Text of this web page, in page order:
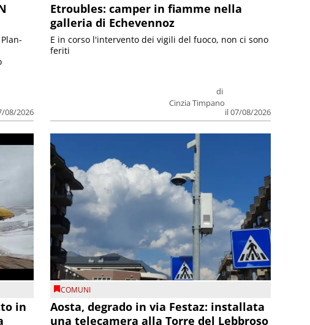
08/2026
Etroubles: camper in fiamme nella
galleria di Echevennoz
di
Cinzia Timpano
il 07/08/2026
E in corso l'intervento dei vigili del fuoco, non ci sono
feriti
in
COMUNI
Aosta, degrado in via Festaz: installata
una telecamera alla Torre del Lebbroso